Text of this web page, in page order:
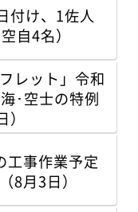
付け、1佐人
自4名）
レット」令和
･空士の特例
工事作業予定
8月3日）